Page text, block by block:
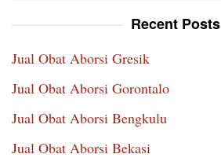
Recent Posts
Jual Obat Aborsi Gresik
Jual Obat Aborsi Gorontalo
Jual Obat Aborsi Bengkulu
Jual Obat Aborsi Bekasi